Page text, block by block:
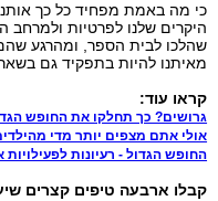
כי מה באמת מפחיד כל כך
היקרים שלנו לפרטיות
שהלכו לבית הספר, ומהרגע
מאיתנו להיות בתפקיד גם בשאר
קראו עוד:
גרושים? כך תחלקו את החופש
אולי אתם מצפים יותר מדי
החופש הגדול - רעיונות לפעילויות
קבלו ארבעה טיפים קצרים